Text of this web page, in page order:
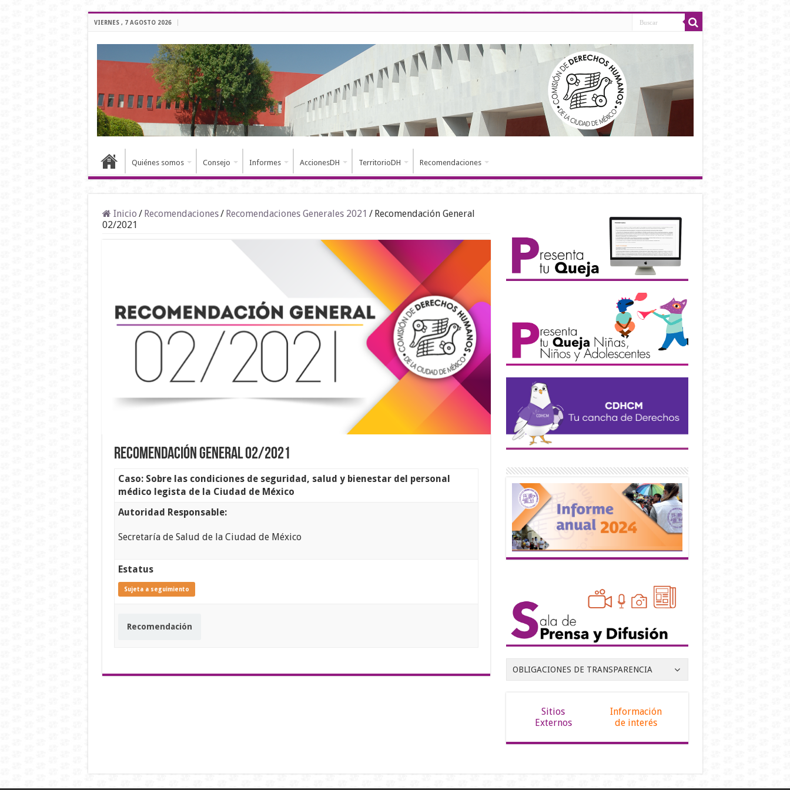
VIERNES , 7 AGOSTO 2026
Quiénes somos Consejo Informes AccionesDH TerritorioDH Recomendaciones
Inicio / Recomendaciones/ Recomendaciones Generales 2021 / Recomendación General
02/2021
Recomendación General 02/2021
Caso: Sobre las condiciones de seguridad, salud y bienestar del personal
médico legista de la Ciudad de México
Autoridad Responsable:
Secretaría de Salud de la Ciudad de México
Estatus
Sujeta a seguimiento
Recomendación
OBLIGACIONES DE TRANSPARENCIA
Sitios
Externos
Información
de interés